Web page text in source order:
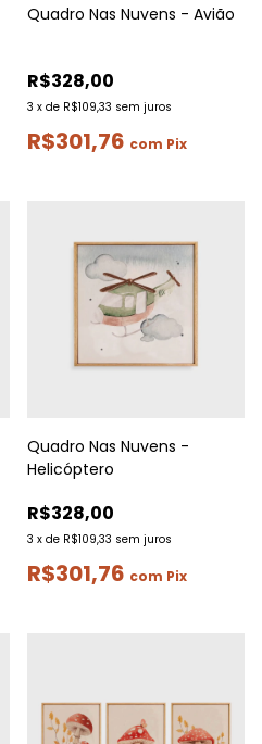
Quadro Nas Nuvens - Avião
R$328,00
3 x de R$109,33 sem juros
R$301,76 com Pix
Quadro Nas Nuvens -
Helicóptero
R$328,00
3 x de R$109,33 sem juros
R$301,76 com Pix